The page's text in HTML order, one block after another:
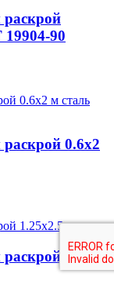
90
0.6х2